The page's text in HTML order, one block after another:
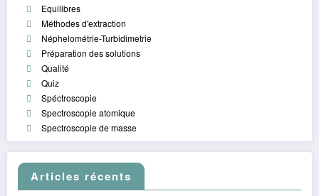
Equilibres
Méthodes d'extraction
Néphelométrie-Turbidimetrie
Préparation des solutions
Qualité
Quiz
Spéctroscopie
Spectroscopie atomique
Spectroscopie de masse
Articles récents